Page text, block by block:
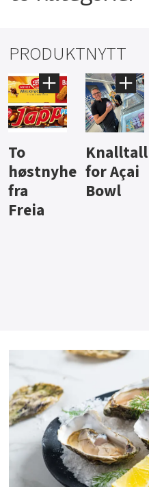
PRODUKTNYTT
Knalltall
for Açai
Bowl
Aass vil
bli
førstevalg